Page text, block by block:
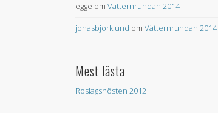
egge omVätternrundan 2014
jonasbjorklund omVätternrundan 2014
Mest lästa
Roslagshösten 2012